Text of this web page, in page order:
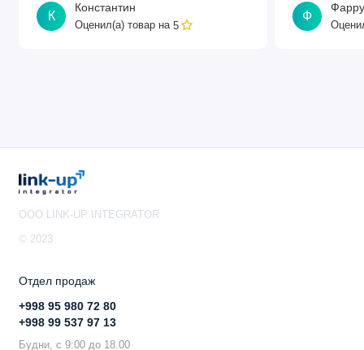
Сброс питания через USB:
Количество карт памяти:
К
Константин
Оценил(а) товар на 5
Ф
OOO LINK-UP INTEGRATOR
© 2023
Отдел продаж
+998 95 980 72 80
+998 99 537 97 13
Будни, с 9:00 до 18.00